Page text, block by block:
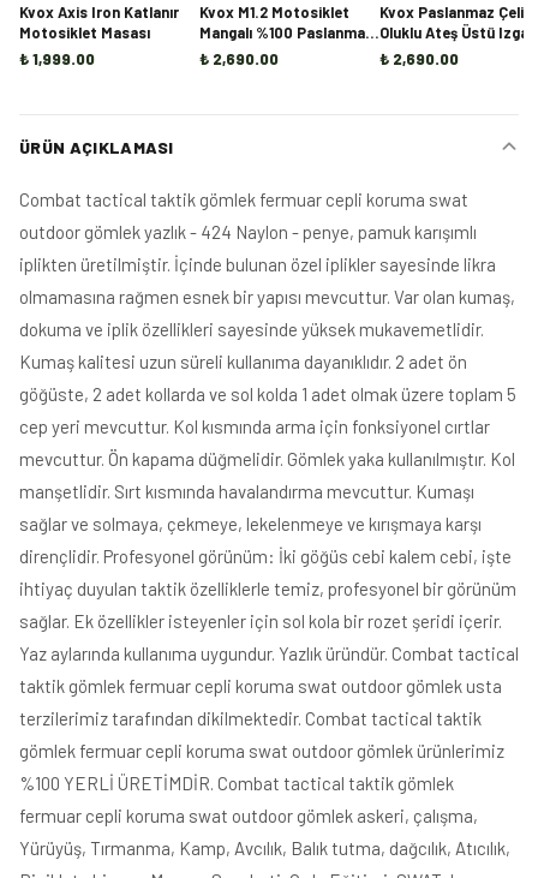
Kvox Axis Iron Katlanır
Motosiklet Masası
₺ 1,999.00
Kvox M1.2 Motosiklet
Mangalı %100 Paslanmaz
Çelik
₺ 2,690.00
Kvox Paslanmaz Çelik
Oluklu Ateş Üstü
₺ 2,690.00
ÜRÜN AÇIKLAMASI
Combat tactical taktik gömlek fermuar cepli koruma swat
outdoor gömlek yazlık - 424 Naylon - penye, pamuk karışımlı
iplikten üretilmiştir. İçinde bulunan özel iplikler sayesinde likra
olmamasına rağmen esnek bir yapısı mevcuttur. Var olan kumaş,
dokuma ve iplik özellikleri sayesinde yüksek mukavemetlidir.
Kumaş kalitesi uzun süreli kullanıma dayanıklıdır. 2 adet ön
göğüste, 2 adet kollarda ve sol kolda 1 adet olmak üzere toplam 5
cep yeri mevcuttur. Kol kısmında arma için fonksiyonel cırtlar
mevcuttur. Ön kapama düğmelidir. Gömlek yaka kullanılmıştır. Kol
manşetlidir. Sırt kısmında havalandırma mevcuttur. Kumaşı
sağlar ve solmaya, çekmeye, lekelenmeye ve kırışmaya karşı
dirençlidir. Profesyonel görünüm: İki göğüs cebi kalem cebi, işte
ihtiyaç duyulan taktik özelliklerle temiz, profesyonel bir görünüm
sağlar. Ek özellikler isteyenler için sol kola bir rozet şeridi içerir.
Yaz aylarında kullanıma uygundur. Yazlık üründür. Combat tactical
taktik gömlek fermuar cepli koruma swat outdoor gömlek usta
terzilerimiz tarafından dikilmektedir. Combat tactical taktik
gömlek fermuar cepli koruma swat outdoor gömlek ürünlerimiz
%100 YERLİ ÜRETİMDİR. Combat tactical taktik gömlek
fermuar cepli koruma swat outdoor gömlek askeri, çalışma,
Yürüyüş, Tırmanma, Kamp, Avcılık, Balık tutma, dağcılık, Atıcılık,